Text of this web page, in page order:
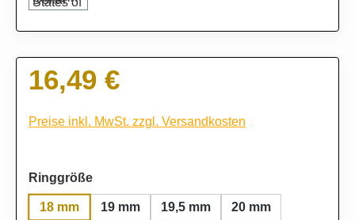
Regulärer Preis:
16,49 €
Preise inkl. MwSt. zzgl. Versandkosten
Ringgrößeauswählen
18 mm 19 mm 19,5 mm
20 mm